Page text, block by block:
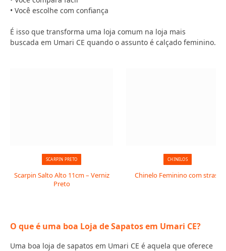
• Você escolhe com confiança
É isso que transforma uma loja comum na loja mais
buscada em Umari CE quando o assunto é calçado feminino.
SCARPIN PRETO
Scarpin Salto Alto 11cm – Verniz
Preto
CHINELOS
Chinelo Feminino com strass
O que é uma boa Loja de Sapatos em Umari CE?
Uma boa loja de sapatos em Umari CE é aquela que oferece